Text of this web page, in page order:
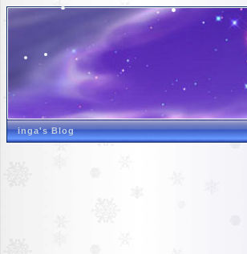
inga's Blog